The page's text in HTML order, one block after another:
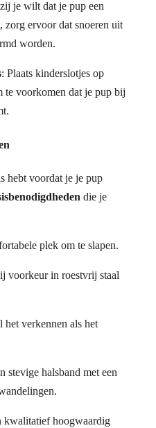
je wilt dat je pup een
zorg ervoor dat snoeren uit
worden.
: Plaats kinderslotjes op
te voorkomen dat je pup bij
hebt voordat je je pup
die je
plek om te slapen.
voorkeur in roestvrij staal
het verkennen als het
stevige halsband met een
kwalitatief hoogwaardig